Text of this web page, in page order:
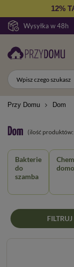
Wysyłka w 48h
12%
Przy Domu Dom
Dom (ilość produktów:
Bakterie
do
szamba
FILTRUJ